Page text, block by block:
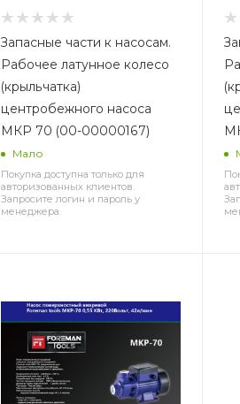
Запасные части к насосам.
Рабочее латунное колесо
(крыльчатка)
центробежного насоса
МКР 70 (00-00000167)
Мало
Покупка доступна только для
авторизованных клиентов.
Запросите логин и пароль у
менеджера.